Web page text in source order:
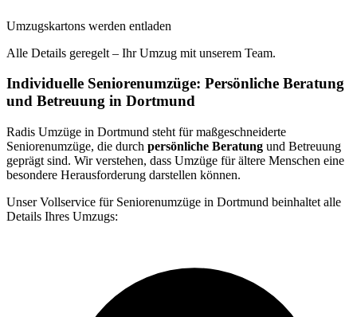
Umzugskartons werden entladen
Alle Details geregelt – Ihr Umzug mit unserem Team.
Individuelle Seniorenumzüge: Persönliche Beratung
und Betreuung in Dortmund
Radis Umzüge in Dortmund steht für maßgeschneiderte
Seniorenumzüge, die durch persönliche Beratung und Betreuung
geprägt sind. Wir verstehen, dass Umzüge für ältere Menschen eine
besondere Herausforderung darstellen können.
Unser Vollservice für Seniorenumzüge in Dortmund beinhaltet alle
Details Ihres Umzugs: